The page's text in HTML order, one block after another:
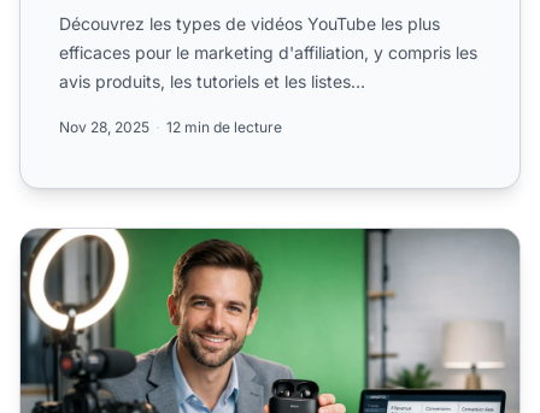
Découvrez les types de vidéos YouTube les plus
efficaces pour le marketing d'affiliation, y compris les
avis produits, les tutoriels et les listes
Nov 28, 2025 12 min de lecture
Marketing d’affiliation vidéo